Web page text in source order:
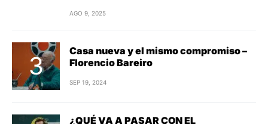
AGO 9, 2025
Casa nueva y el mismo compromiso –
Florencio Bareiro
SEP 19, 2024
¿QUÉ VA A PASAR CON EL